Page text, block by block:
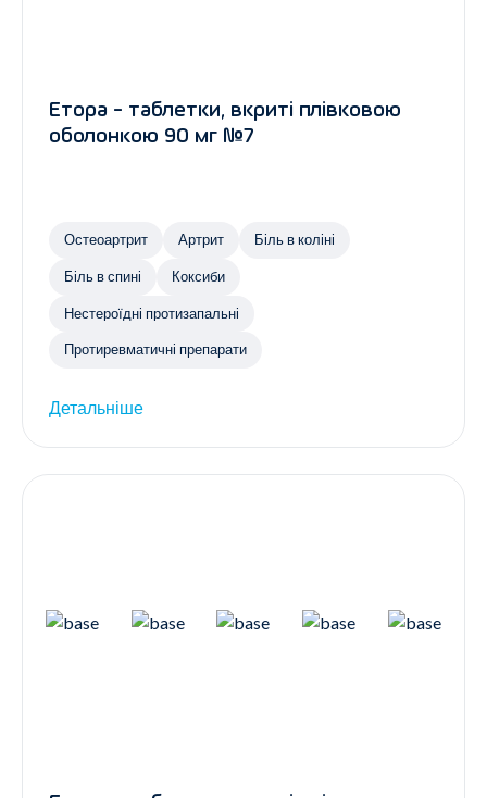
Етора - таблетки, вкриті плівковою
оболонкою 90 мг №7
Остеоартрит Артрит Біль в коліні
Біль в спині Коксиби
Нестероїдні протизапальні
Протиревматичні препарати
Детальніше